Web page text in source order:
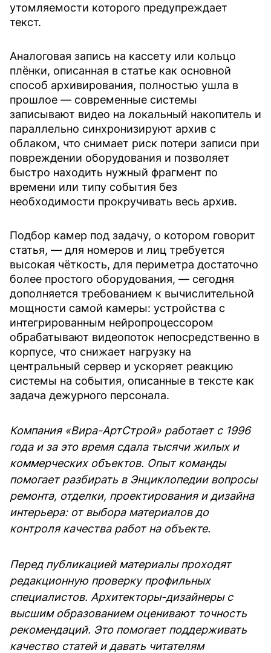
утомляемости которого предупреждает
текст.
Аналоговая запись на кассету или кольцо
плёнки, описанная в статье как основной
способ архивирования, полностью ушла в
прошлое — современные системы
записывают видео на локальный накопитель и
параллельно синхронизируют архив с
облаком, что снимает риск потери записи при
повреждении оборудования и позволяет
быстро находить нужный фрагмент по
времени или типу события без
необходимости прокручивать весь архив.
Подбор камер под задачу, о котором говорит
статья, — для номеров и лиц требуется
высокая чёткость, для периметра достаточно
более простого оборудования, — сегодня
дополняется требованием к вычислительной
мощности самой камеры: устройства с
интегрированным нейропроцессором
обрабатывают видеопоток непосредственно в
корпусе, что снижает нагрузку на
центральный сервер и ускоряет реакцию
системы на события, описанные в тексте как
задача дежурного персонала.
Компания «Вира-АртСтрой» работает с 1996
года и за это время сдала тысячи жилых и
коммерческих объектов. Опыт команды
помогает разбирать в Энциклопедии вопросы
ремонта, отделки, проектирования и дизайна
интерьера: от выбора материалов до
контроля качества работ на объекте.
Перед публикацией материалы проходят
редакционную проверку профильных
специалистов. Архитекторы-дизайнеры с
высшим образованием оценивают точность
рекомендаций. Это помогает поддерживать
качество статей и давать читателям